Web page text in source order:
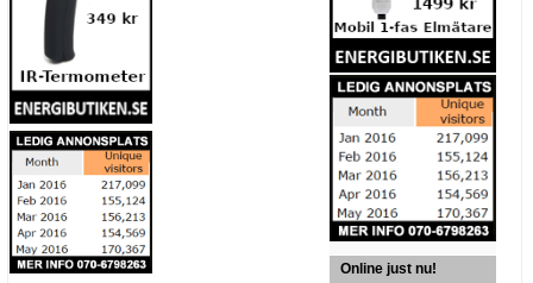
Online just nu!